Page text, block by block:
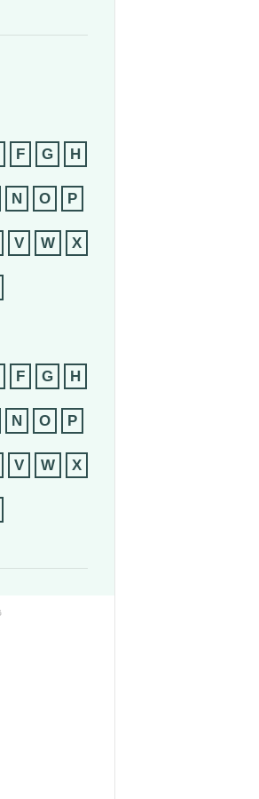
F G H
N O P
V W X
F G H
N O P
V W X